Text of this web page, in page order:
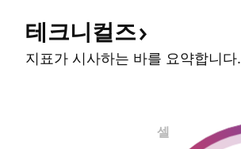
테크니컬즈
지표가 시사하는 바를 요약합니다.
셀